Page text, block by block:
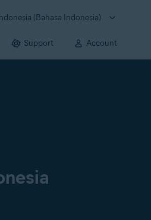
(Bahasa Indonesia)
Support Account